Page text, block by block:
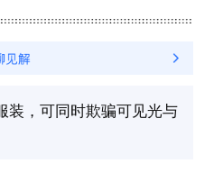
装，可同时欺骗可见光与